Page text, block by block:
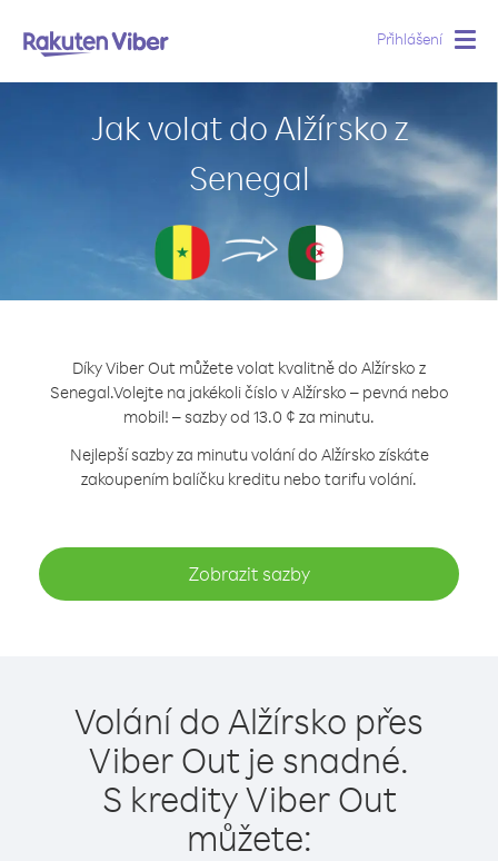
Přihlášení
Jak volat do Alžírsko z
Senegal
Díky Viber Out můžete volat kvalitně do Alžírsko z
Senegal.Volejte na jakékoli číslo v Alžírsko – pevná nebo
mobil! – sazby od 13.0 ¢ za minutu.
Nejlepší sazby za minutu volání do Alžírsko získáte
zakoupením balíčku kreditu nebo tarifu volání.
Zobrazit sazby
Volání do Alžírsko přes
Viber Out je snadné.
S kredity Viber Out
můžete: